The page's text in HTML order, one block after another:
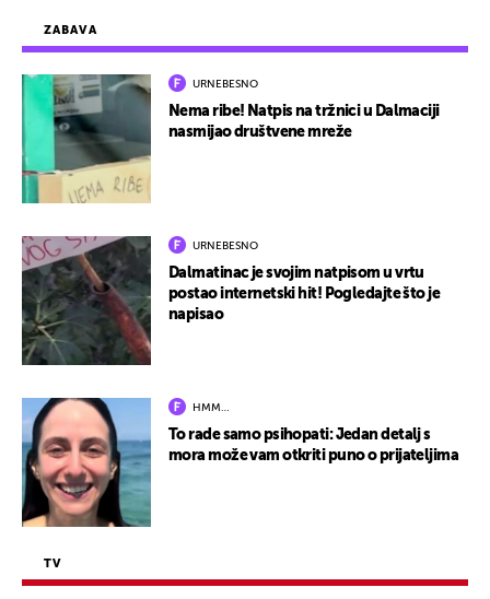
ZABAVA
URNEBESNO
Nema ribe! Natpis na tržnici u Dalmaciji
nasmijao društvene mreže
URNEBESNO
Dalmatinac je svojim natpisom u vrtu
postao internetski hit! Pogledajte što je
napisao
HMM…
To rade samo psihopati: Jedan detalj s
mora može vam otkriti puno o prijateljima
TV